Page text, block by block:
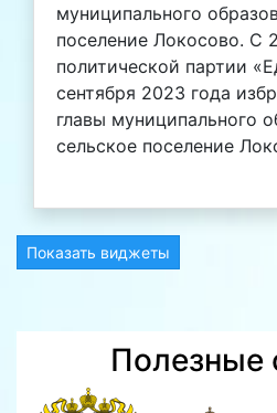
муниципального
поселение Локосово. С
политической партии
сентября 2023 года
главы муниципального
сельское поселение
Показать виджеты
Полезные